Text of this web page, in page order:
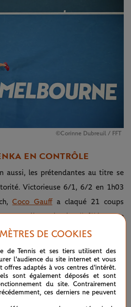
©Corinne Dubreuil / FFT
EN CONTRÔLE
aussi, les prétendantes au titre se
Victorieuse 6/1, 6/2 en 1h03
Coco Gauffa claqué 21 coups
neuvième victoire d'affilée cette
son premier quart de finale à
•
•
— #AusOpen
(@AustralianOpen)
January
21,
2024
DE COOKIES
de Tennis et ses tiers utilisent des
l'audience du site internet et vous
offres adaptés à vos centres d'intérêt.
sont également déposés et sont
du site. Contrairement
ces derniers ne peuvent